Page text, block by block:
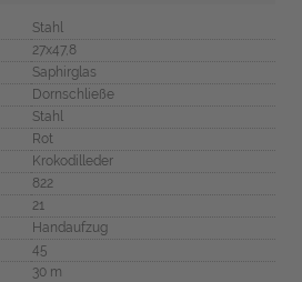
Stahl
27x47,8
Saphirglas
Dornschließe
Stahl
Rot
Krokodilleder
822
21
Handaufzug
45
30 m